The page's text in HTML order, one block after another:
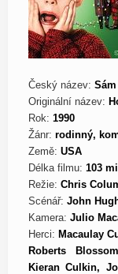
Český název:
Originální název:
Rok: 1990
Žánr: rodinný,
Země: USA
Délka filmu: 103
Režie: Chris
Scénář: John
Kamera: Julio
Herci: Macaulay
Roberts
Kieran Culkin,